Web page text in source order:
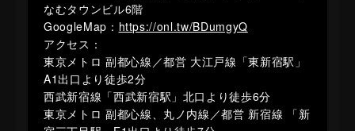
なむタウンビル6階
GoogleMap： https://onl.tw/BDumgyQ
アクセス：
東京メトロ 副都心線／都営 大江戸線「東新宿駅」
A1出口より徒歩2分
西武新宿線「西武新宿駅」北口より徒歩6分
東京メトロ 副都心線、丸ノ内線／都営 新宿線 「新